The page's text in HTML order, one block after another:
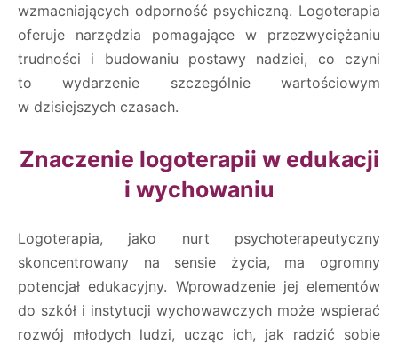
wzmacniających odporność psychiczną. Logoterapia
oferuje narzędzia pomagające w przezwyciężaniu
trudności i budowaniu postawy nadziei, co czyni
to wydarzenie szczególnie wartościowym
w dzisiejszych czasach.
Znaczenie logoterapii w edukacji
i wychowaniu
Logoterapia, jako nurt psychoterapeutyczny
skoncentrowany na sensie życia, ma ogromny
potencjał edukacyjny. Wprowadzenie jej elementów
do szkół i instytucji wychowawczych może wspierać
rozwój młodych ludzi, ucząc ich, jak radzić sobie